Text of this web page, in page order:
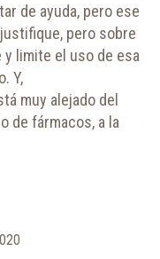
de ayuda, pero ese
pero sobre
limite el uso de esa
Y,
muy alejado del
de fármacos, a la